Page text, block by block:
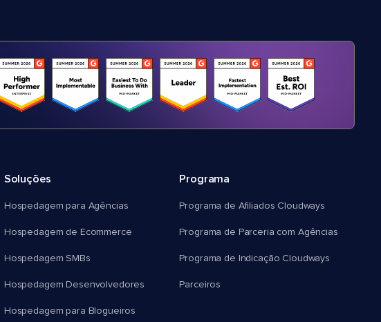
Soluções
Hospedagem para Agências
Hospedagem de Ecommerce
Hospedagem SMBs
Hospedagem Desenvolvedores
Hospedagem para Blogueiros
Programa
Programa de Afiliados Cloudways
Programa de Parceria com Agências
Programa de Indicação Cloudways
Parceiros